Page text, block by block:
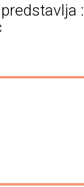
: